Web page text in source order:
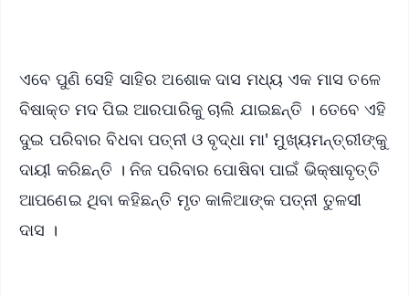
ଏବେ ପୁଣି ସେହି ସାହିର ଅଶୋକ ଦାସ ମଧ୍ୟ ଏକ ମାସ ତଳେ
ବିଷାକ୍ତ ମଦ ପିଇ ଆରପାରିକୁ ଚାଲି ଯାଇଛନ୍ତି । ତେବେ ଏହି
ଦୁଇ ପରିବାର ବିଧବା ପତ୍ନୀ ଓ ବୃଦ୍ଧା ମା' ମୁଖ୍ୟମନ୍ତ୍ରୀଙ୍କୁ
ଦାୟୀ କରିଛନ୍ତି । ନିଜ ପରିବାର ପୋଷିବା ପାଇଁ ଭିକ୍ଷାବୃତ୍ତି
ଆପଣେଇ ଥିବା କହିଛନ୍ତି ମୃତ କାଳିଆଙ୍କ ପତ୍ନୀ ତୁଳସୀ
ଦାସ ।